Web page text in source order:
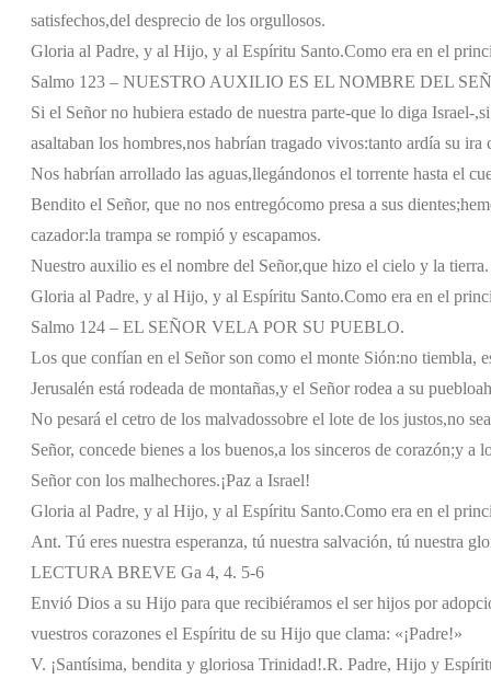
satisfechos,del desprecio de los orgullosos.
Gloria al Padre, y al Hijo, y al Espíritu Santo.Como era en el
Salmo 123 – NUESTRO AUXILIO ES EL NOMBRE DEL
Si el Señor no hubiera estado de nuestra parte-que lo diga Israel-,
asaltaban los hombres,nos habrían tragado vivos:tanto ardía su ira
Nos habrían arrollado las aguas,llegándonos el torrente hasta el
Bendito el Señor, que no nos entregócomo presa a sus dientes;
cazador:la trampa se rompió y escapamos.
Nuestro auxilio es el nombre del Señor,que hizo el cielo y la tierra.
Gloria al Padre, y al Hijo, y al Espíritu Santo.Como era en el
Salmo 124 – EL SEÑOR VELA POR SU PUEBLO.
Los que confían en el Señor son como el monte Sión:no tiembla,
Jerusalén está rodeada de montañas,y el Señor rodea a su pueblo
No pesará el cetro de los malvadossobre el lote de los justos,no
Señor, concede bienes a los buenos,a los sinceros de corazón;y a
Señor con los malhechores.¡Paz a Israel!
Gloria al Padre, y al Hijo, y al Espíritu Santo.Como era en el
Ant. Tú eres nuestra esperanza, tú nuestra salvación, tú nuestra
LECTURA BREVE Ga 4, 4. 5-6
Envió Dios a su Hijo para que recibiéramos el ser hijos por
vuestros corazones el Espíritu de su Hijo que clama: «¡Padre!»
V. ¡Santísima, bendita y gloriosa Trinidad!.R. Padre, Hijo y